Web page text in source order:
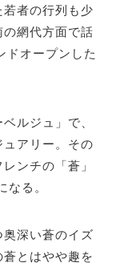
者の行列も少
網代方面で話
ドオープンした
ルジュ」で、
アリー。その
ンチの「蒼」
なる。
深い蒼のイズ
とはやや趣を